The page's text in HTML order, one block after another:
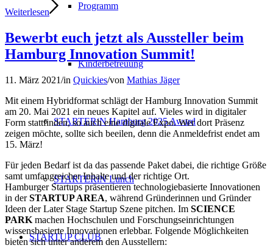
Programm
Kinderbetreuung
STARTERiN Hamburg 2025 Award
STARTERiN Lunch
STARTUP CLUB
Weiterlesen
Bewerbt euch jetzt als Aussteller beim
Hamburg Innovation Summit!
11. März 2021/in Quickies/von Mathias Jäger
Mit einem Hybridformat schlägt der Hamburg Innovation Summit
am 20. Mai 2021 ein neues Kapitel auf. Vieles wird in digitaler
Form stattfinden, so auch eine digitale Expo. Wer dort Präsenz
zeigen möchte, sollte sich beeilen, denn die Anmeldefrist endet am
15. März!
Für jeden Bedarf ist da das passende Paket dabei, die richtige Größe
samt umfangreicher Inhalte und der richtige Ort.
Hamburger Startups präsentieren technologiebasierte Innovationen
in derSTARTUP AREA, während Gründerinnen und Gründer
Ideen der Later Stage Startup Szene pitchen. Im SCIENCE
PARK machen Hochschulen und Forschungseinrichtungen
wissensbasierte Innovationen erlebbar. Folgende Möglichkeiten
bieten sich unter anderem den Ausstellern: